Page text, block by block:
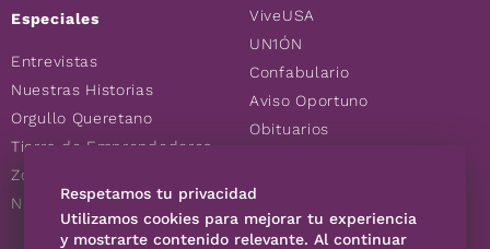
Especiales
Entrevistas
Nuestras Historias
Orgullo Queretano
Tierra de Emprendedores
Zoociales
Nuevos Queretanos
ViveUSA
UN1ÓN
Confabulario
Aviso Oportuno
Obituarios
Consultas
Respetamos tu privacidad
Utilizamos cookies para mejorar tu experiencia
y mostrarte contenido relevante. Al continuar